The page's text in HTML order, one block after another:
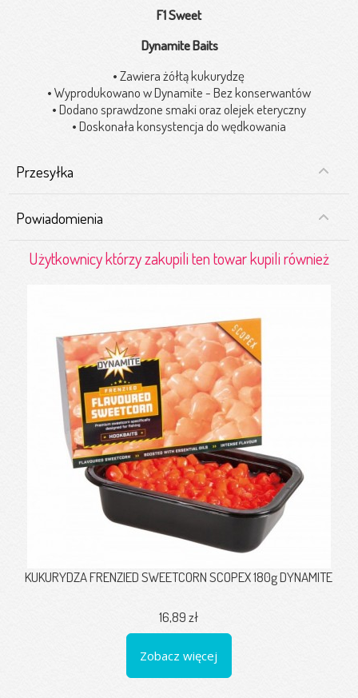
F1 Sweet
Dynamite Baits
• Zawiera żółtą kukurydzę
• Wyprodukowano w Dynamite - Bez konserwantów
• Dodano sprawdzone smaki oraz olejek eteryczny
• Doskonała konsystencja do wędkowania
Przesyłka
Powiadomienia
Użytkownicy którzy zakupili ten towar kupili również
KUKURYDZA FRENZIED SWEETCORN SCOPEX 180g DYNAMITE
16,89 zł
Zobacz więcej